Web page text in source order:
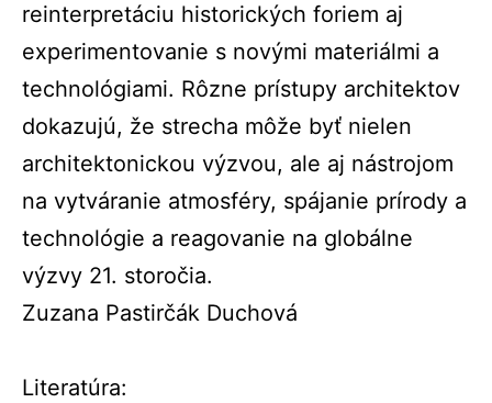
reinterpretáciu historických foriem aj
experimentovanie s novými materiálmi a
technológiami. Rôzne prístupy architektov
dokazujú, že strecha môže byť nielen
architektonickou výzvou, ale aj nástrojom
na vytváranie atmosféry, spájanie prírody a
technológie a reagovanie na globálne
výzvy 21. storočia.
Zuzana Pastirčák Duchová
Literatúra: